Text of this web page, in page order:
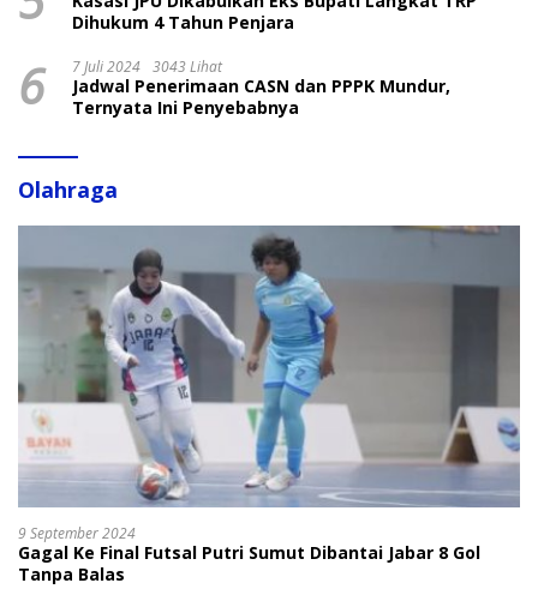
Dihukum 4 Tahun Penjara
6 7 Juli 2024 3043 Lihat
Jadwal Penerimaan CASN dan PPPK Mundur,
Ternyata Ini Penyebabnya
Olahraga
9 September 2024
Gagal Ke Final Futsal Putri Sumut Dibantai Jabar 8 Gol
Tanpa Balas